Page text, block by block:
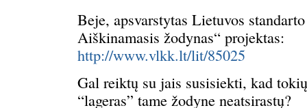
Beje, apsvarstytas Lietuvos
Aiškinamasis žodynas“ projektas:
http://www.vlkk.lt/lit/85025
Gal reiktų su jais susisiekti, kad
“lageras” tame žodyne neatsirastų?